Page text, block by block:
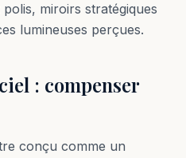
miroirs stratégiques
lumineuses perçues.
: compenser
conçu comme un